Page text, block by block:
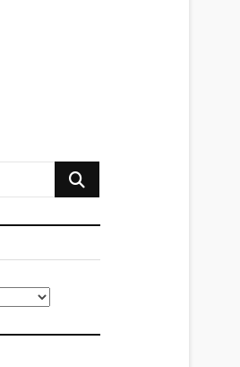
Buscar